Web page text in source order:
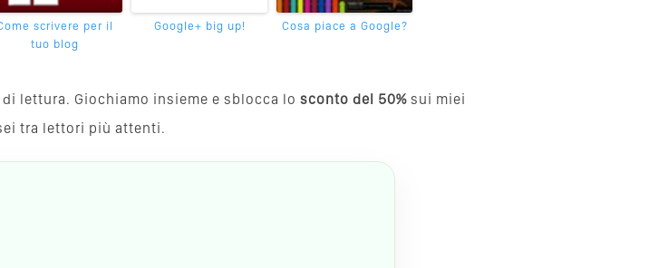
scrivere per il
tuo blog
Google+ big up! Cosa piace a Google?
lettura. Giochiamo insieme e sblocca lo sconto del 50% sui miei
tra lettori più attenti.